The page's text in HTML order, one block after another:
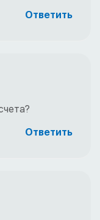
Ответить
Ответить